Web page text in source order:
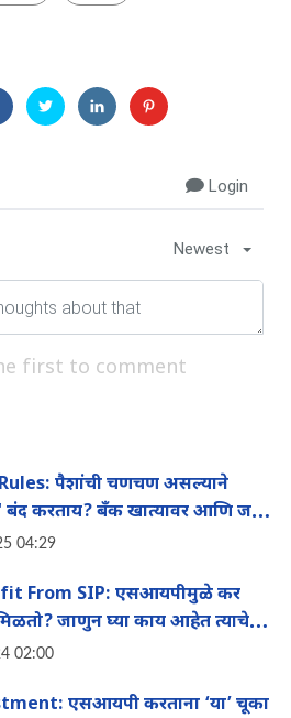
Login
Newest
first to comment
पैशांची चणचण असल्याने
करताय? बँक खात्यावर आणि जमा
होईल?
04:29
From SIP: एसआयपीमुळे कर
जाणुन घ्या काय आहेत त्याचे
02:00
एसआयपी करताना ‘या’ चूका